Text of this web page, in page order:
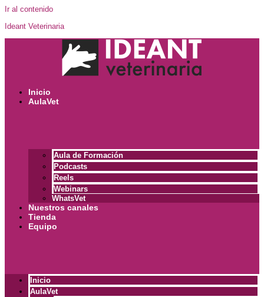
Ir al contenido
Ideant Veterinaria
Inicio
AulaVet
Aula de Formación
Podcasts
Reels
Webinars
WhatsVet
Nuestros canales
Tienda
Equipo
Inicio
AulaVet